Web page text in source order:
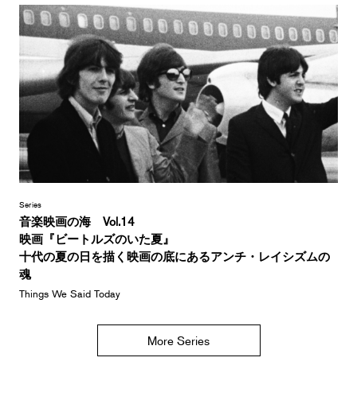
Series
音楽映画の海 Vol.14
映画『ビートルズのいた夏』
十代の夏の日を描く映画の底にあるアンチ・レイシズムの
魂
Things We Said Today
More Series